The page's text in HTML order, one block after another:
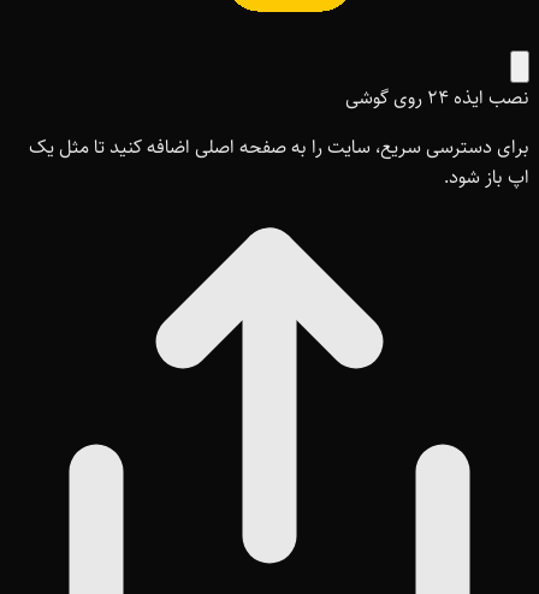
نصب ایذه ۲۴ روی گوشی
برای دسترسی سریع، سایت را به صفحه اصلی اضافه کنید تا مثل یک
اپ باز شود.